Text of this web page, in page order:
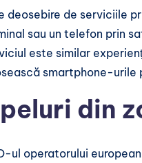
deosebire de serviciile
sau un telefon prin
este similar
smartphone-urile
din
ul operatorului